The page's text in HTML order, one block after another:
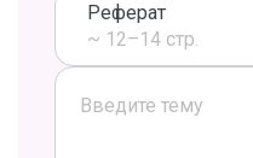
Реферат
~ 12–14 стр.